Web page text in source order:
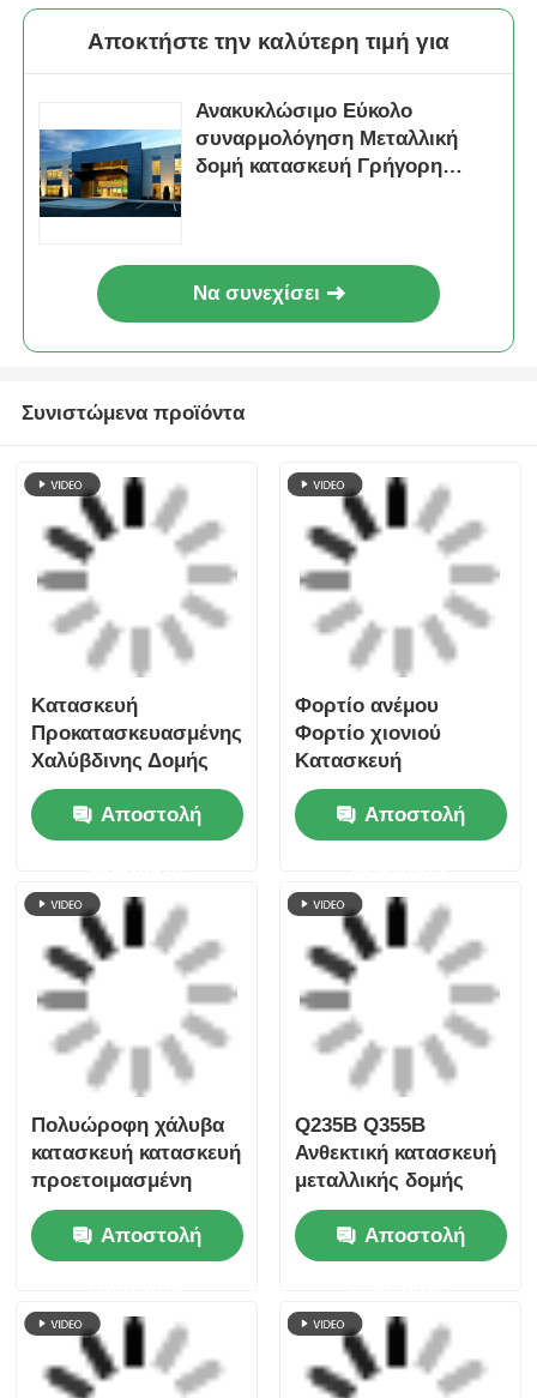
Να συνεχίσει
Συνιστώμενα προϊόντα
Κατασκευή
Προκατασκευασμένης
Χαλύβδινης Δομής
Πορτάλ για
Βιομηχανική Χρήση
Αποστολή
ερώτησης
Φορτίο ανέμου
Φορτίο χιονιού
Κατασκευή
μεταλλικών
κατασκευών
Φέρουσα ικανότητα
στάδια εμπορικά
κέντρα
Αποστολή
ερώτησης
Πολυώροφη χάλυβα
κατασκευή κατασκευή
προετοιμασμένη
εμπορική για
αποθήκη σχολείο
Αποστολή
ερώτησης
Q235B Q355B
Ανθεκτική κατασκευή
μεταλλικής δομής
ASTM A36
Ανεμοανθεκτικά
συνεργεία
Αποστολή
ερώτησης
Προσαρμοσμένο
σχεδιασμό χάλυβα
Ανθεκτικές σε
σεισμούς κατασκευές